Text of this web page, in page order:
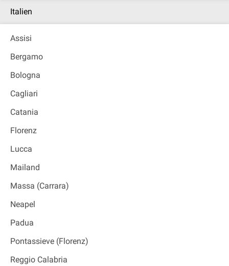
Italien
Assisi
Bergamo
Bologna
Cagliari
Catania
Florenz
Lucca
Mailand
Massa (Carrara)
Neapel
Padua
Pontassieve (Florenz)
Reggio Calabria